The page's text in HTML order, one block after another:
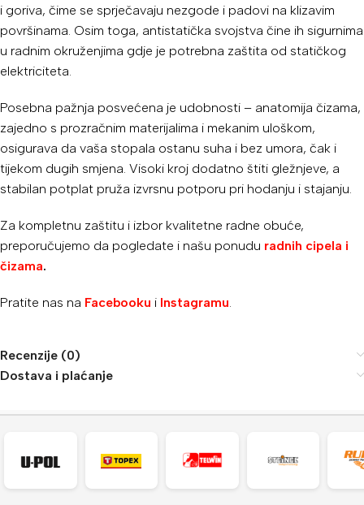
i goriva, čime se sprječavaju nezgode i padovi na klizavim
površinama. Osim toga, antistatička svojstva čine ih sigurnima
u radnim okruženjima gdje je potrebna zaštita od statičkog
elektriciteta.
Posebna pažnja posvećena je udobnosti – anatomija čizama,
zajedno s prozračnim materijalima i mekanim uloškom,
osigurava da vaša stopala ostanu suha i bez umora, čak i
tijekom dugih smjena. Visoki kroj dodatno štiti gležnjeve, a
stabilan potplat pruža izvrsnu potporu pri hodanju i stajanju.
Za kompletnu zaštitu i izbor kvalitetne radne obuće,
preporučujemo da pogledate i našu ponudu radnih cipela i
čizama.
Pratite nas na Facebooku i Instagramu.
Recenzije (0)
Dostava i plaćanje